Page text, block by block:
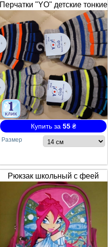
Перчатки "YO" детские тонкие
полосатые
Купить за 55₴
Размер
Рюкзак школьный с феей
Winx / Винкс